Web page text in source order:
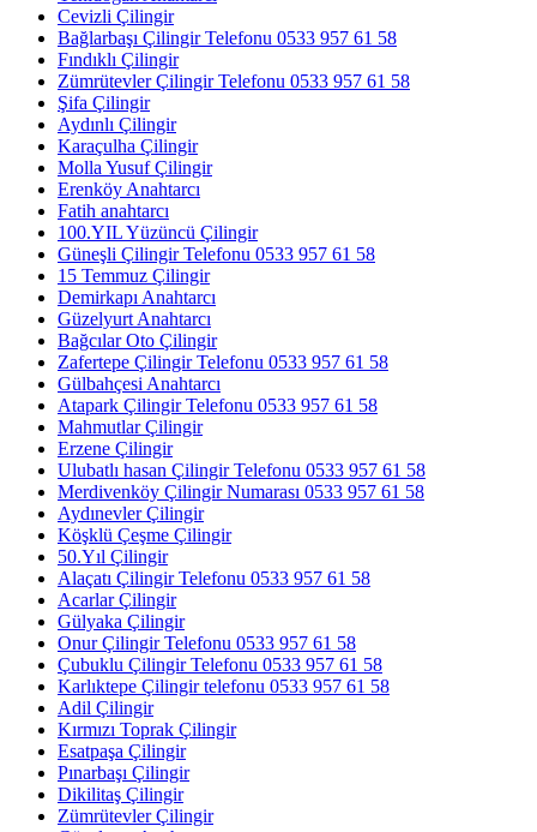
Cevizli Çilingir
Bağlarbaşı Çilingir Telefonu 0533 957 61 58
Fındıklı Çilingir
Zümrütevler Çilingir Telefonu 0533 957 61 58
Şifa Çilingir
Aydınlı Çilingir
Karaçulha Çilingir
Molla Yusuf Çilingir
Erenköy Anahtarcı
Fatih anahtarcı
100.YIL Yüzüncü Çilingir
Güneşli Çilingir Telefonu 0533 957 61 58
15 Temmuz Çilingir
Demirkapı Anahtarcı
Güzelyurt Anahtarcı
Bağcılar Oto Çilingir
Zafertepe Çilingir Telefonu 0533 957 61 58
Gülbahçesi Anahtarcı
Atapark Çilingir Telefonu 0533 957 61 58
Mahmutlar Çilingir
Erzene Çilingir
Ulubatlı hasan Çilingir Telefonu 0533 957 61 58
Merdivenköy Çilingir Numarası 0533 957 61 58
Aydınevler Çilingir
Köşklü Çeşme Çilingir
50.Yıl Çilingir
Alaçatı Çilingir Telefonu 0533 957 61 58
Acarlar Çilingir
Gülyaka Çilingir
Onur Çilingir Telefonu 0533 957 61 58
Çubuklu Çilingir Telefonu 0533 957 61 58
Karlıktepe Çilingir telefonu 0533 957 61 58
Adil Çilingir
Kırmızı Toprak Çilingir
Esatpaşa Çilingir
Pınarbaşı Çilingir
Dikilitaş Çilingir
Zümrütevler Çilingir